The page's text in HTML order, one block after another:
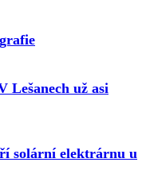
Lešanech už asi
solární elektrárnu u